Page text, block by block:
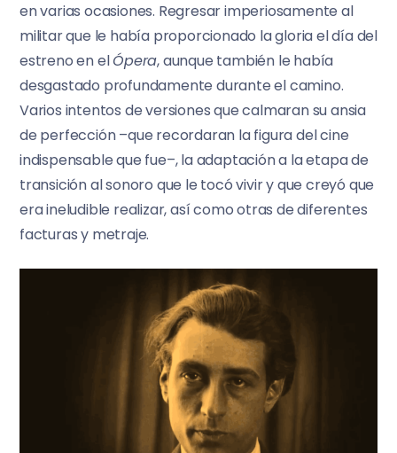
en varias ocasiones. Regresar imperiosamente al
militar que le había proporcionado la gloria el día del
estreno en elÓpera, aunque también le había
desgastado profundamente durante el camino.
Varios intentos de versiones que calmaran su ansia
de perfección –que recordaran la figura del cine
indispensable que fue–, la adaptación a la etapa de
transición al sonoro que le tocó vivir y que creyó que
era ineludible realizar, así como otras de diferentes
facturas y metraje.